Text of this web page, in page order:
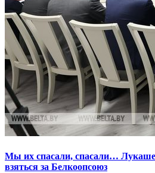
Мы их спасали, спасали…
взяться за Белкоопсоюз